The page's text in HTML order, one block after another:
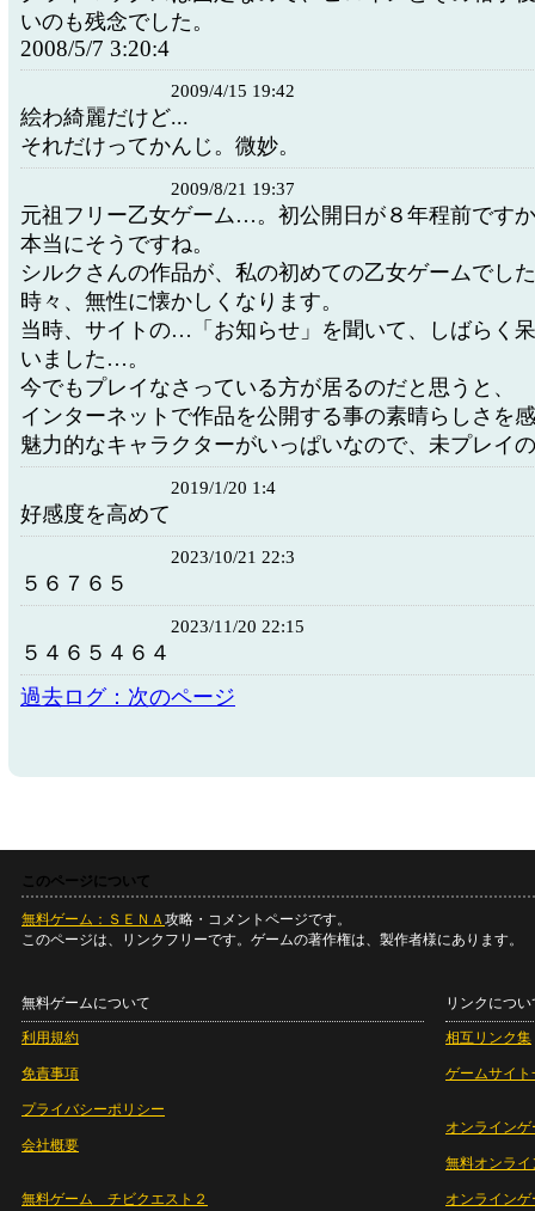
いのも残念でした。
2008/5/7 3:20:4
2009/4/15 19:42
絵わ綺麗だけど...
それだけってかんじ。微妙。
2009/8/21 19:37
元祖フリー乙女ゲーム…。初公開日が８年程前です
本当にそうですね。
シルクさんの作品が、私の初めての乙女ゲームでし
時々、無性に懐かしくなります。
当時、サイトの…「お知らせ」を聞いて、しばらく
いました…。
今でもプレイなさっている方が居るのだと思うと、
インターネットで作品を公開する事の素晴らしさを
魅力的なキャラクターがいっぱいなので、未プレイ
2019/1/20 1:4
好感度を高めて
2023/10/21 22:3
５６７６５
2023/11/20 22:15
５４６５４６４
過去ログ：次のページ
このページについて
無料ゲーム：ＳＥＮＡ攻略・コメントページです。
このページは、リンクフリーです。ゲームの著作権は、製作者様にあります。
無料ゲームについて
利用規約
免責事項
プライバシーポリシー
会社概要
無料ゲーム チビクエスト２
リンクについ
相互リンク集
ゲームサイト
オンラインゲ
無料オンライ
オンライン